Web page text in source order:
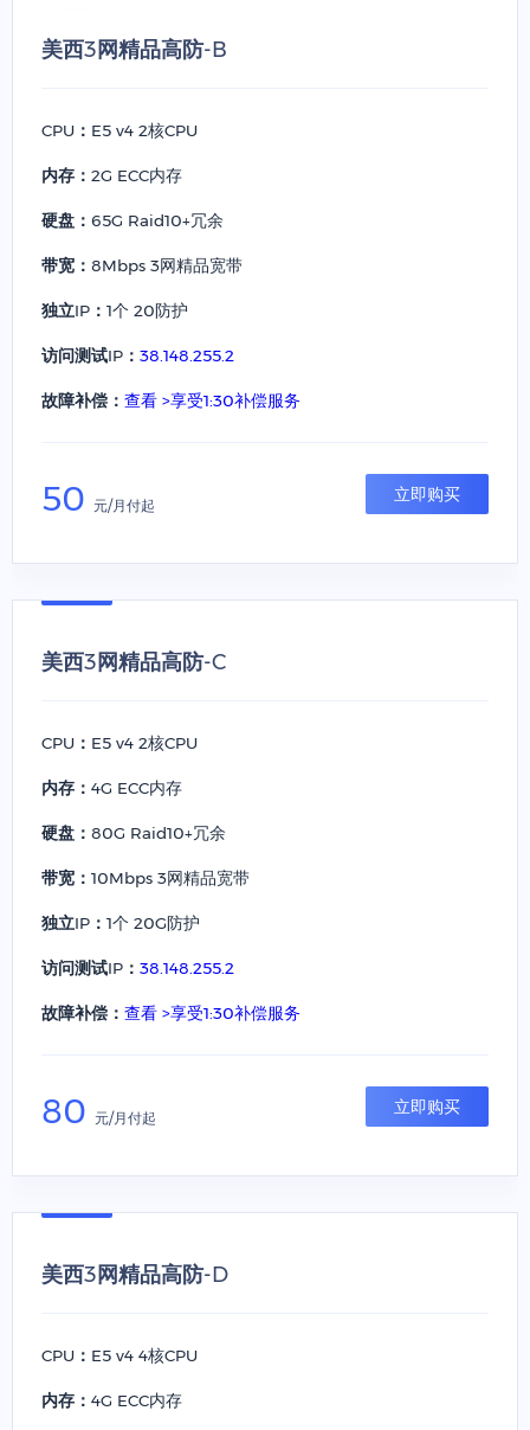
美西3网精品高防-B
CPU： E5 v4 2核CPU
内存： 2G ECC内存
硬盘： 65G Raid10+冗余
带宽： 8Mbps 3网精品宽带
独立IP： 1个 20防护
访问测试IP： 38.148.255.2
故障补偿： 查看 >享受1:30补偿服务
50 元/月付起
立即购买
美西3网精品高防-C
CPU： E5 v4 2核CPU
内存： 4G ECC内存
硬盘： 80G Raid10+冗余
带宽： 10Mbps 3网精品宽带
独立IP： 1个 20G防护
访问测试IP： 38.148.255.2
故障补偿： 查看 >享受1:30补偿服务
80 元/月付起
立即购买
美西3网精品高防-D
CPU： E5 v4 4核CPU
内存： 4G ECC内存